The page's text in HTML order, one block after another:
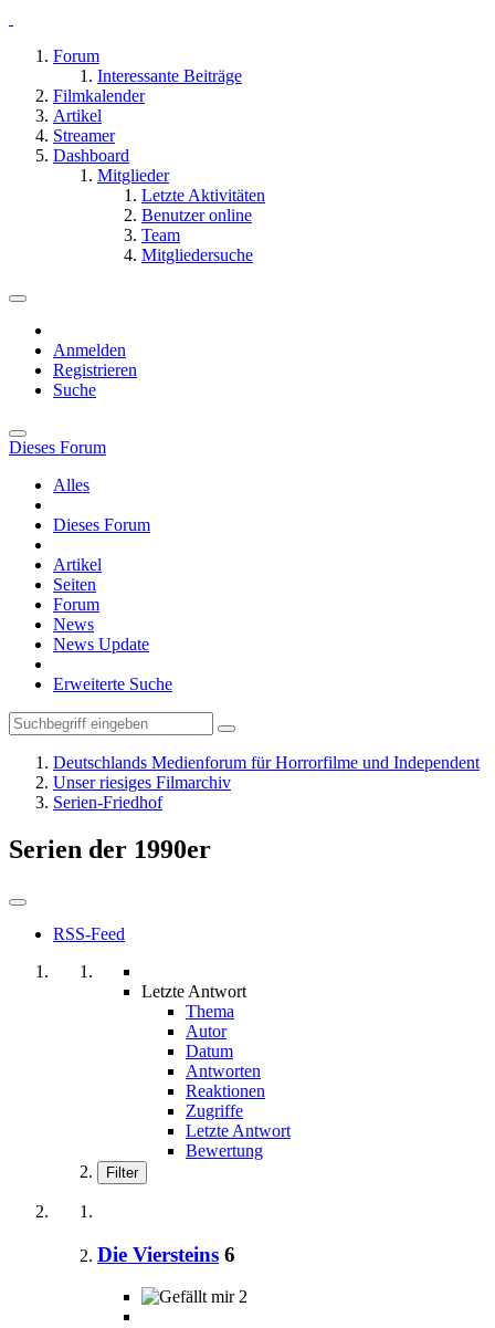
Forum
Interessante Beiträge
Filmkalender
Artikel
Streamer
Dashboard
Mitglieder
Letzte Aktivitäten
Benutzer online
Team
Mitgliedersuche
Anmelden
Registrieren
Suche
Dieses Forum
Alles
Dieses Forum
Artikel
Seiten
Forum
News
News Update
Erweiterte Suche
Deutschlands Medienforum für Horrorfilme und Independent
Unser riesiges Filmarchiv
Serien-Friedhof
Serien der 1990er
RSS-Feed
Letzte Antwort
Thema
Autor
Datum
Antworten
Reaktionen
Zugriffe
Letzte Antwort
Bewertung
Filter
Die Viersteins 6
2